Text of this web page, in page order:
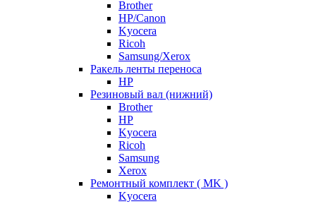
Brother
HP/Canon
Kyocera
Ricoh
Samsung/Xerox
Ракель ленты переноса
HP
Резиновый вал (нижний)
Brother
HP
Kyocera
Ricoh
Samsung
Xerox
Ремонтный комплект ( MK )
Kyocera